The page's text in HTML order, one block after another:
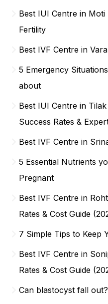
Best IUI Centre in
Fertility
Best IVF Centre in
5 Emergency
about
Best IUI Centre in
Success Rates &
Best IVF Centre in
5 Essential Nutrients
Pregnant
Best IVF Centre in
Rates & Cost Guide
7 Simple Tips to Keep
Best IVF Centre in
Rates & Cost Guide
Can blastocyst fall out?